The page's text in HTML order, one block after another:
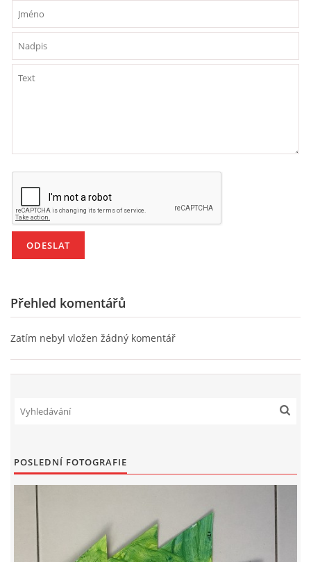
PÍSNĚ K TÉMATU PODZIM
BÁSNĚ K TÉMATU PODZIM
PÍSNĚ K TÉMATU ZIMA
BÁSNĚ K TÉMATU ZIMA
MONTESSORI AKTIVITA
KALENDÁŘ PRO DĚTI
STÁTNÍ SVÁTKY
Přehled komentářů
Zatím nebyl vložen žádný komentář
POSLEDNÍ FOTOGRAFIE